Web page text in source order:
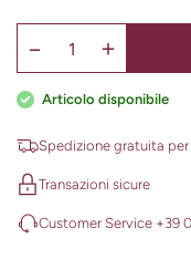
Articolo disponibile
Spedizione gratuita
Transazioni sicure
Customer Service +39